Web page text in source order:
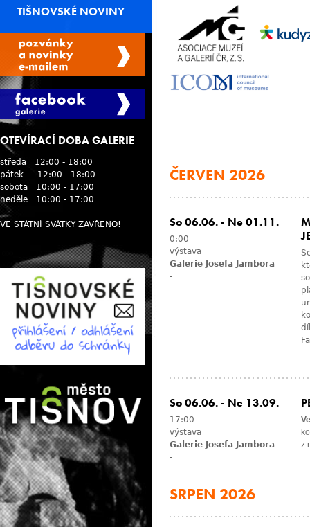
ČERVEN 2026
So 06.06. - Ne 01.11.
0:00
výstava
Galerie Josefa Jambora
-
So 06.06. - Ne 13.09.
17:00
výstava
Galerie Josefa Jambora
-
z
SRPEN 2026
TIŠNOVSKÉ NOVINY
OTEVÍRACÍ DOBA GALERIE
středa 12:00 - 18:00
pátek 12:00 - 18:00
sobota 10:00 - 17:00
neděle 10:00 - 17:00
VE STÁTNÍ SVÁTKY ZAVŘENO!